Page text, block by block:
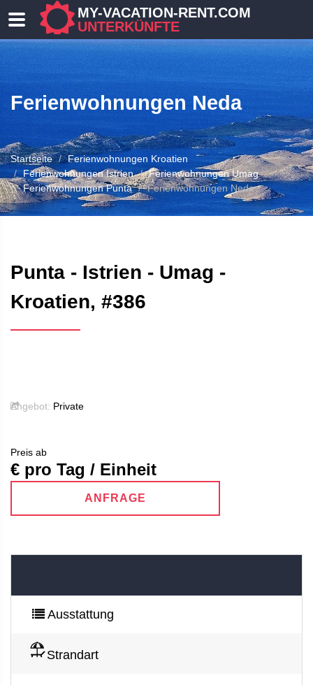
MY-VACATION-RENT.COM
UNTERKÜNFTE
Ferienwohnungen Neda
Startseite
Ferienwohnungen Kroatien
Ferienwohnungen Istrien
Ferienwohnungen Umag
Ferienwohnungen Punta
Ferienwohnungen Neda
Punta - Istrien - Umag -
Kroatien, #386
Angebot: Private
Preis ab
€ pro Tag / Einheit
ANFRAGE
Ausstattung
Strandart